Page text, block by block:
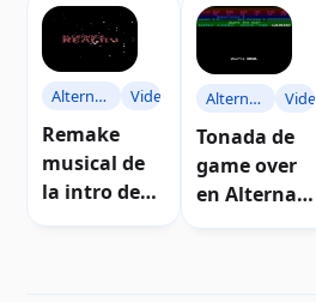
Alternate
Reality
Video
Remake
musical de
la intro de
Alternate
Reality
Video
Tonada de
game over
en Alternate